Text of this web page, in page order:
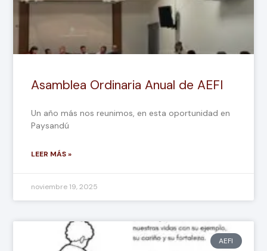
Asamblea Ordinaria Anual de AEFI
Un año más nos reunimos, en esta oportunidad en
Paysandú
LEER MÁS »
noviembre 19, 2025
AEFI